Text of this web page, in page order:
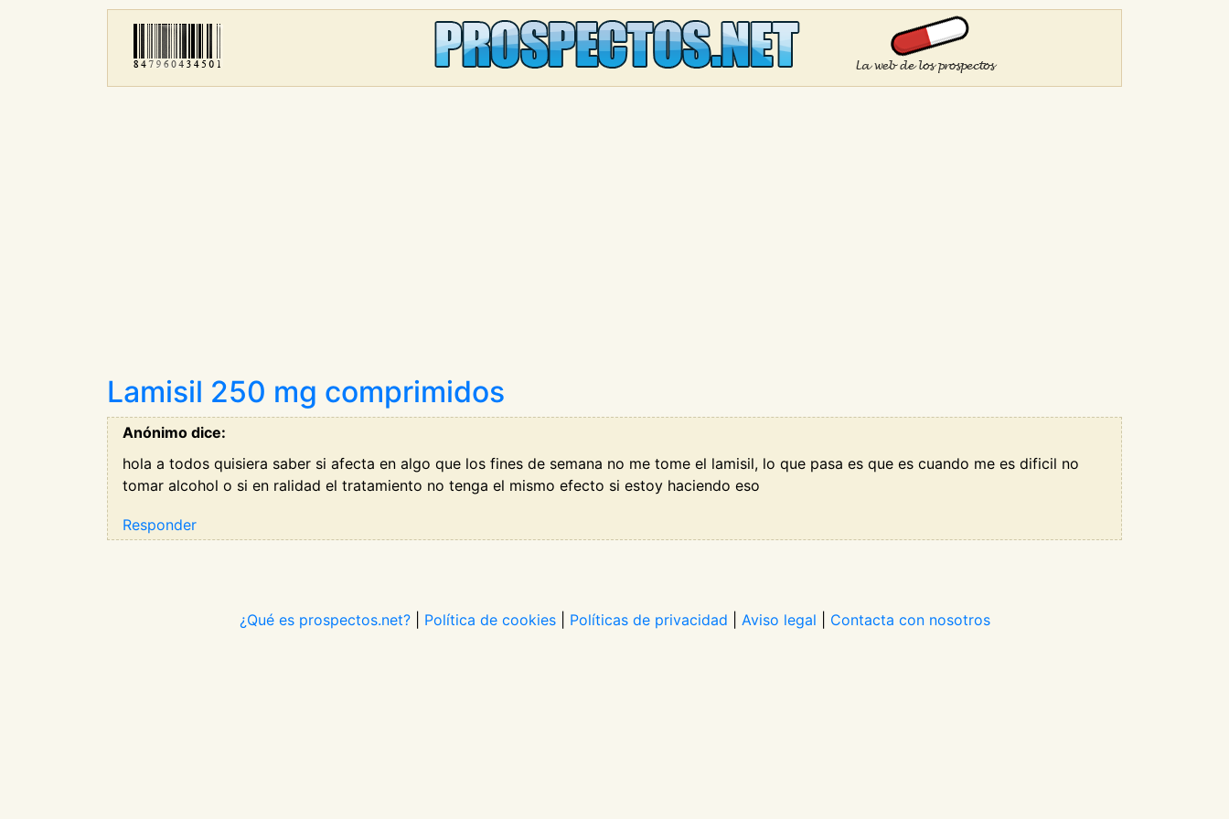
Lamisil 250 mg comprimidos
Anónimo dice:
hola a todos quisiera saber si afecta en algo que los fines de semana no me tome el lamisil, lo que pasa es que es cuando me es dificil no
tomar alcohol o si en ralidad el tratamiento no tenga el mismo efecto si estoy haciendo eso
Responder
¿Qué es prospectos.net?| Política de cookies| Políticas de privacidad Aviso legal Contacta con nosotros